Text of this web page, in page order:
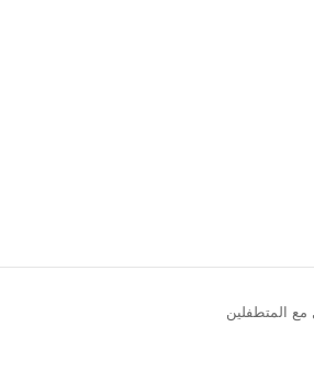
مع المتطفلين